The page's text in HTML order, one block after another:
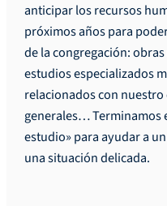
anticipar los recursos
próximos años para
de la congregación:
estudios especializados
relacionados con
generales… Terminamos
estudio» para ayudar a
una situación delicada.